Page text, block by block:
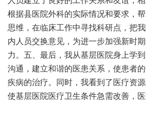
根据县医院外科的实际情况和要求，
思维，在临床工作中寻找科研点，把
内人员交换意见，为进一步加强新时
力。五、最后，我从基层医院身上学
沟通，建立和谐的医患关系，使患者
疾病的治疗。同时，我看到了医疗资
使基层医院医疗卫生条件急需改善，医